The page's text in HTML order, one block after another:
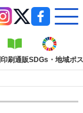
印刷通販SDGs・地域ポ